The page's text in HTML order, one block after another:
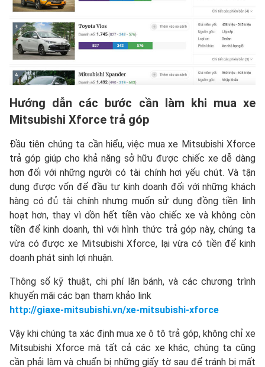
Hướng dẫn các bước cần làm khi mua xe
Mitsubishi Xforce trả góp
Đầu tiên chúng ta cần hiểu, việc mua xe Mitsubishi Xforce
trả góp giúp cho khả năng sở hữu được chiếc xe dễ dàng
hơn đối với những người có tài chính hơi yếu chút. Và tận
dụng được vốn để đầu tư kinh doanh đối với những khách
hàng có đủ tài chính nhưng muốn sử dụng đồng tiền linh
hoạt hơn, thay vì dồn hết tiền vào chiếc xe và không còn
tiền để kinh doanh, thì với hình thức trả góp này, chúng ta
vừa có được xe Mitsubishi Xforce, lại vừa có tiền để kinh
doanh phát sinh lợi nhuận.
Thông số kỹ thuật, chi phí lăn bánh, và các chương trình
khuyến mãi các bạn tham khảo link
http://giaxe-mitsubishi.vn/xe-mitsubishi-xforce
Vậy khi chúng ta xác định mua xe ô tô trả góp, không chỉ xe
Mitsubishi Xforce mà tất cả các xe khác, chúng ta cũng
cần phải làm và chuẩn bị những giấy tờ sau để tránh bị mất